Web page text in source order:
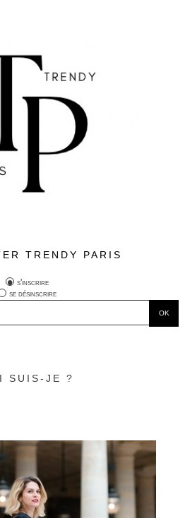
TRENDY PARIS
s'inscrire
se désinscrire
SUIS-JE ?